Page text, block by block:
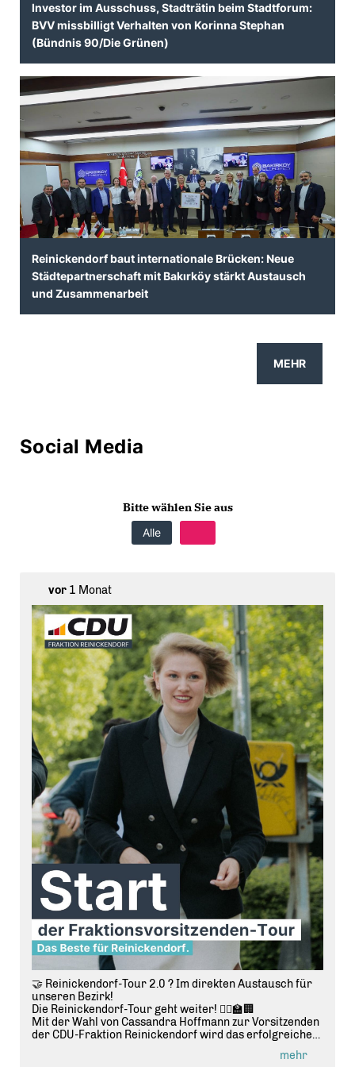
Investor im Ausschuss, Stadträtin beim Stadtforum:
BVV missbilligt Verhalten von Korinna Stephan
(Bündnis 90/Die Grünen)
Reinickendorf baut internationale Brücken: Neue
Städtepartnerschaft mit Bakırköy stärkt Austausch
und Zusammenarbeit
MEHR
Social Media
Bitte wählen Sie aus
Alle
vor1 Monat
🤝 Reinickendorf-Tour 2.0 ? Im direkten Austausch für
unseren Bezirk!
Die Reinickendorf-Tour geht weiter! 🚶‍♀️🏫🏢
Mit der Wahl von Cassandra Hoffmann zur Vorsitzenden
der CDU-Fraktion Reinickendorf wird das erfolgreiche
Dialogformat fortgesetzt, das von Marvin Schulz ins
mehr